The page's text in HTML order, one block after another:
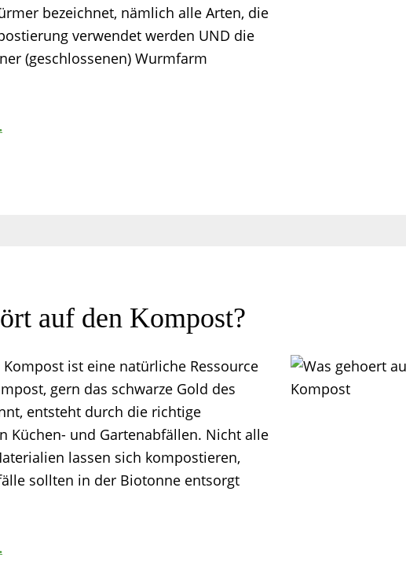
bezeichnet, nämlich alle Arten, die
verwendet werden UND die
(geschlossenen) Wurmfarm
auf den Kompost?
ist eine natürliche Ressource
gern das schwarze Gold des
entsteht durch die richtige
Küchen- und Gartenabfällen. Nicht alle
lassen sich kompostieren,
sollten in der Biotonne entsorgt